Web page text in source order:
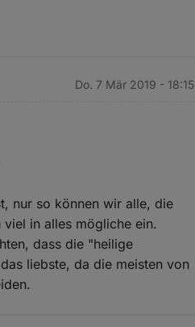
Do. 7 Mär 2019 - 18:15
nur so können wir alle, die
in alles mögliche ein.
dass die "heilige
liebste, da die meisten von